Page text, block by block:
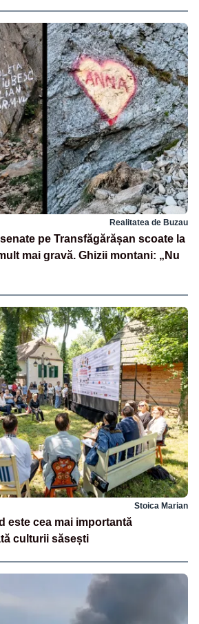
Realitatea de Buzau
pe Transfăgărășan scoate la
mai gravă. Ghizii montani: „Nu
Stoica Marian
este cea mai importantă
culturii săsești